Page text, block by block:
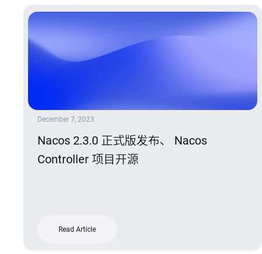
December 7, 2023
Nacos 2.3.0 正式版发布、 Nacos
Controller 项目开源
Read Article